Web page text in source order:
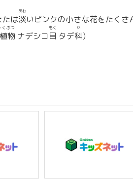
たは淡
あわ
いピンクの小さな花をたくさ
物
くぶつ
ナデシコ目
もく
タデ科
か
）